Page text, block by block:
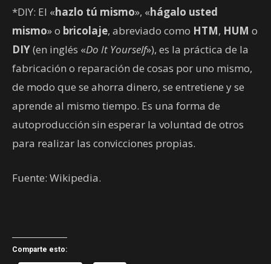
*DIY: El «hazlo tú mismo», «hágalo usted
mismo» o bricolaje, abreviado como HTM, HUM o
DIY(en inglés «Do It Yourself»), es la práctica de la
fabricación o reparación de cosas por uno mismo,
de modo que se ahorra dinero, se entretiene y se
aprende al mismo tiempo. Es una forma de
autoproducción sin esperar la voluntad de otros
para realizar las convicciones propias.
Fuente: Wikipedia.
Comparte esto: